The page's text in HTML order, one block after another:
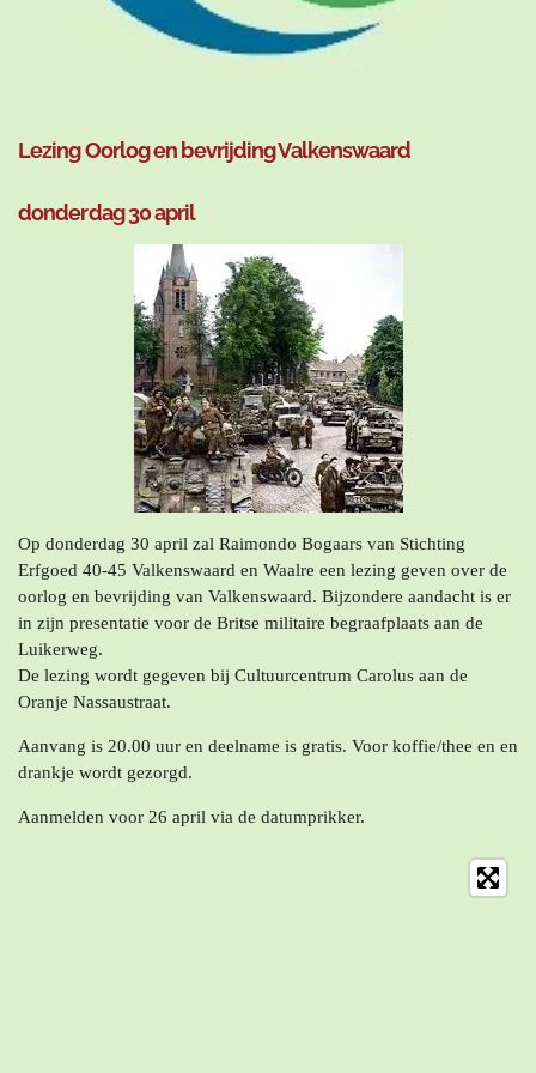
Lezing Oorlog en bevrijding Valkenswaard
donderdag 30 april
Op donderdag 30 april zal Raimondo Bogaars van Stichting
Erfgoed 40-45 Valkenswaard en Waalre een lezing geven over de
oorlog en bevrijding van Valkenswaard. Bijzondere aandacht is er
in zijn presentatie voor de Britse militaire begraafplaats aan de
Luikerweg.
De lezing wordt gegeven bij Cultuurcentrum Carolus aan de
Oranje Nassaustraat.
Aanvang is 20.00 uur en deelname is gratis. Voor koffie/thee en en
drankje wordt gezorgd.
Aanmelden voor 26 april via de datumprikker.